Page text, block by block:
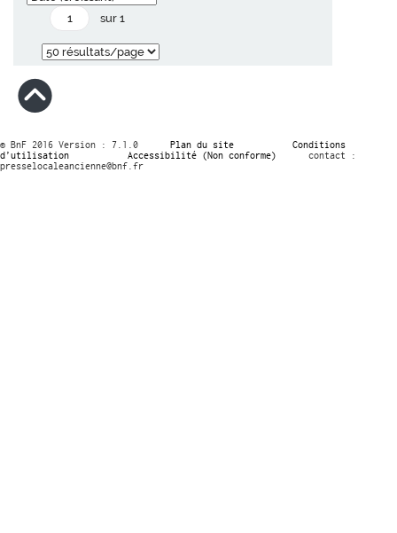
sur 1
© BnF 2016 Version : 7.1.0 Plan du site
Conditions
d’utilisation
Accessibilité (Non conforme)
contact :
presselocaleancienne@bnf.fr